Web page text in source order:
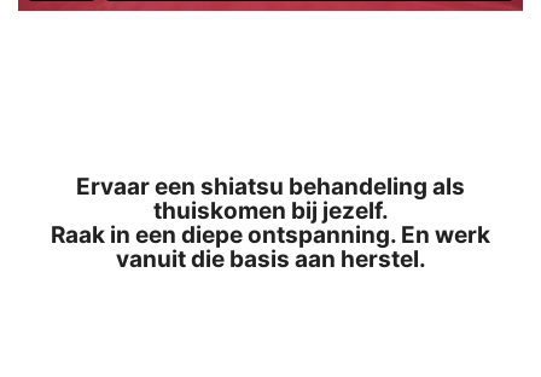
Ervaar een shiatsu behandeling als
thuiskomen bij jezelf.
Raak in een diepe ontspanning. En werk
vanuit die basis aan herstel.